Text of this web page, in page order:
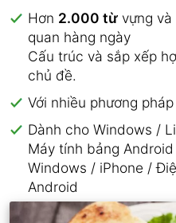
Hơn 2.000 từ vựng
quan hàng ngày
Cấu trúc và sắp xếp
chủ đề.
Với nhiều phương
Dành cho Windows /
Máy tính bảng
Windows / iPhone /
Android